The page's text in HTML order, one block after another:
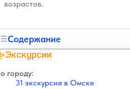
возрастов.
Содержание
Экскурсии
городу:
31 экскурсия в Омске